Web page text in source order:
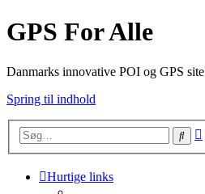
GPS For Alle
Danmarks innovative POI og GPS site
Spring til indhold
Søg
Hurtige links